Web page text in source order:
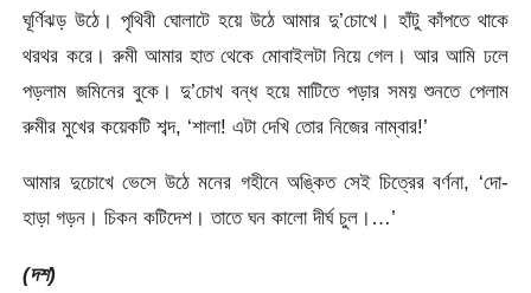
ঘূর্ণিঝড় উঠে। পৃথিবী ঘোলাটে হয়ে উঠে আমার দু’চোখে। হাঁটু কাঁপতে থাকে
থরথর করে। রুমী আমার হাত থেকে মোবাইলটা নিয়ে গেল। আর আমি ঢলে
পড়লাম জমিনের বুকে। দু’চোখ বন্ধ হয়ে মাটিতে পড়ার সময় শুনতে পেলাম
রুমীর মুখের কয়েকটি শব্দ, ‘শালা! এটা দেখি তোর নিজের নাম্বার!’
আমার দুচোখে ভেসে উঠে মনের গহীনে অঙ্কিত সেই চিত্রের বর্ণনা, ‘দো-
হাড়া গড়ন। চিকন কটিদেশ। তাতে ঘন কালো দীর্ঘ চুল।…’
(দশ)